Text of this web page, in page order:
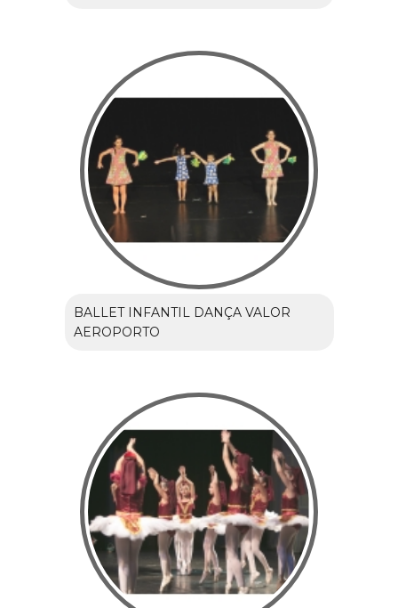
BALLET INFANTIL DANÇA VALOR
AEROPORTO